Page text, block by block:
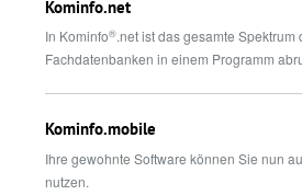
Kominfo.net
In Kominfo®.net ist das gesamte Spektrum
Fachdatenbanken in einem Programm
Kominfo.mobile
Ihre gewohnte Software können Sie nun
nutzen.